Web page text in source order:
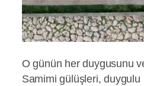
O günün her duygusunu
Samimi gülüşleri, duygulu